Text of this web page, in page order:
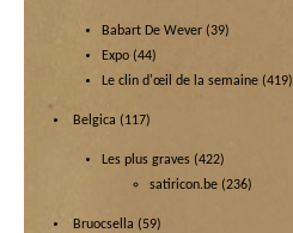
Babart De Wever (39)
Expo (44)
Le clin d'œil de la semaine (419)
Belgica (117)
Les plus graves (422)
satiricon.be (236)
Bruocsella (59)